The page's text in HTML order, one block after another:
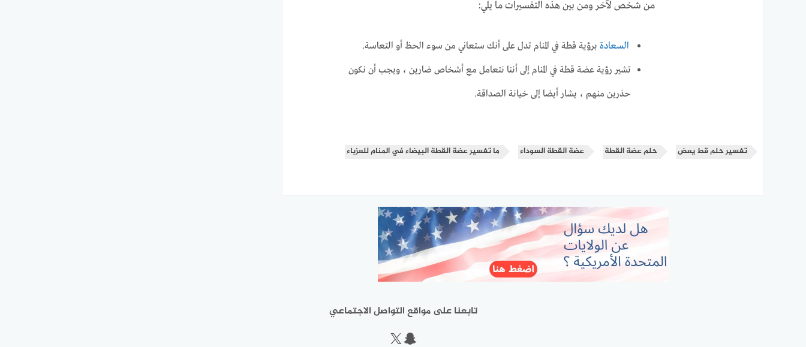
من شخص لآخر ومن بين هذه التفسيرات ما يلي:
السعادةبرؤية قطة في المنام تدل على أنك ستعاني من سوء الحظ أو التعاسة.
تشير رؤية عضة قطة في المنام إلى أننا نتعامل مع أشخاص ضارين ، ويجب أن نكون
حذرين منهم ، يشار أيضا إلى خيانة الصداقة.
تفسير حلم قط يعض حلم عضة القطة عضة القطة السوداء ما تفسير عضة القطة البيضاء في المنام للعزباء
تابعنا على مواقع التواصل الاجتماعي
سناب شات
إكس